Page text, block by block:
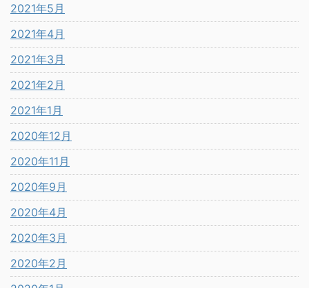
2021年5月
2021年4月
2021年3月
2021年2月
2021年1月
2020年12月
2020年11月
2020年9月
2020年4月
2020年3月
2020年2月